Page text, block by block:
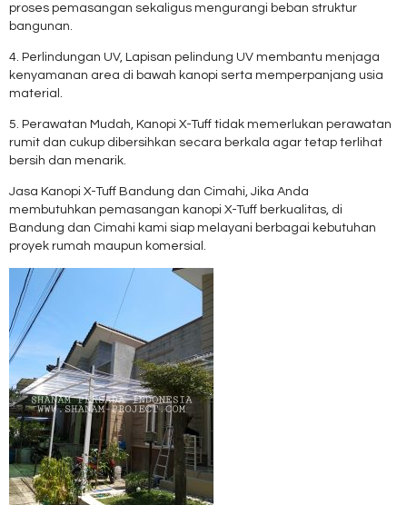
proses pemasangan sekaligus mengurangi beban struktur
bangunan.
4. Perlindungan UV, Lapisan pelindung UV membantu menjaga
kenyamanan area di bawah kanopi serta memperpanjang usia
material.
5. Perawatan Mudah, Kanopi X-Tuff tidak memerlukan perawatan
rumit dan cukup dibersihkan secara berkala agar tetap terlihat
bersih dan menarik.
Jasa Kanopi X-Tuff Bandung dan Cimahi, Jika Anda
membutuhkan pemasangan kanopi X-Tuff berkualitas, di
Bandung dan Cimahi kami siap melayani berbagai kebutuhan
proyek rumah maupun komersial.